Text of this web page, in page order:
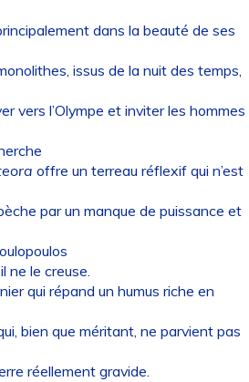
dans la beauté de ses
issus de la nuit des temps,
vers l’Olympe et inviter les hommes
offre un terreau réflexif qui n’est
par un manque de puissance et
ne le creuse.
qui répand un humus riche en
bien que méritant, ne parvient pas
réellement gravide.